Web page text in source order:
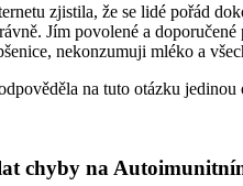
zjistila, že se lidé pořád
Jím povolené a
nekonzumuji mléko a
na tuto otázku
chyby na